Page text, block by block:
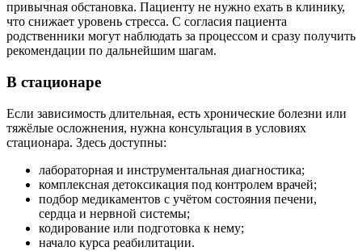
привычная обстановка. Пациенту не нужно ехать в клинику,
что снижает уровень стресса. С согласия пациента
родственники могут наблюдать за процессом и сразу получить
рекомендации по дальнейшим шагам.
В стационаре
Если зависимость длительная, есть хронические болезни или
тяжёлые осложнения, нужна консультация в условиях
стационара. Здесь доступны:
лабораторная и инструментальная диагностика;
комплексная детоксикация под контролем врачей;
подбор медикаментов с учётом состояния печени,
сердца и нервной системы;
кодирование или подготовка к нему;
начало курса реабилитации.